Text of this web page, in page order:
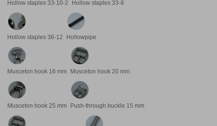
Hollow staples 33-10-2 Hollow staples 33-8
Hollow staples 36-12 Hollowpipe
Musceton hook 16 mm Musceton hook 20 mm
Musceton hook 25 mm Push-through buckle 15 mm